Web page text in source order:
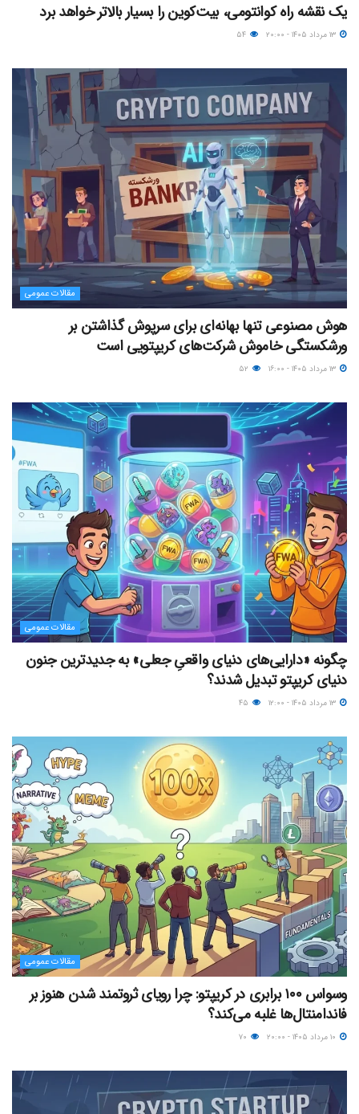
یک نقشه راه کوانتومی، بیت‌کوین را بسیار بالاتر خواهد برد
مقالات عمومی
هوش مصنوعی تنها بهانه‌ای برای سرپوش گذاشتن بر
ورشکستگی خاموش شرکت‌های کریپتویی است
مقالات عمومی
چگونه «دارایی‌های دنیای واقعیِ جعلی» به جدیدترین جنون
دنیای کریپتو تبدیل شدند؟
مقالات عمومی
وسواس ۱۰۰ برابری در کریپتو: چرا رویای ثروتمند شدن هنوز بر
فاندامنتال‌ها غلبه می‌کند؟